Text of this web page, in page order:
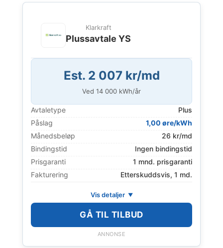
Klarkraft
Plussavtale YS
Est. 2 007 kr/md
Ved 14 000 kWh/år
Avtaletype
Plus
Påslag
1,00 øre/kWh
Månedsbeløp
26 kr/md
Bindingstid
Ingen bindingstid
Prisgaranti
1 mnd. prisgaranti
Fakturering
Etterskuddsvis, 1 md.
Vis detaljer
GÅ TIL TILBUD
ANNONSE